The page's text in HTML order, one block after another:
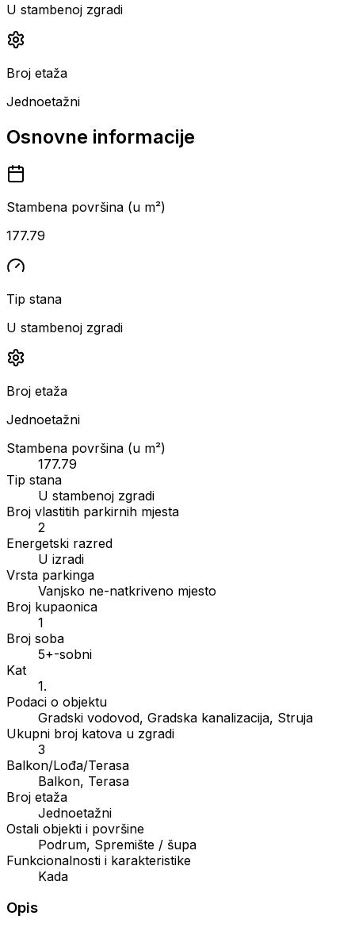
U stambenoj zgradi
Broj etaža
Jednoetažni
Osnovne informacije
Stambena površina (u m²)
177.79
Tip stana
U stambenoj zgradi
Broj etaža
Jednoetažni
Stambena površina (u m²)
177.79
Tip stana
U stambenoj zgradi
Broj vlastitih parkirnih mjesta
2
Energetski razred
U izradi
Vrsta parkinga
Vanjsko ne-natkriveno mjesto
Broj kupaonica
1
Broj soba
5+-sobni
Kat
1.
Podaci o objektu
Gradski vodovod, Gradska kanalizacija, Struja
Ukupni broj katova u zgradi
3
Balkon/Lođa/Terasa
Balkon, Terasa
Broj etaža
Jednoetažni
Ostali objekti i površine
Podrum, Spremište / šupa
Funkcionalnosti i karakteristike
Kada
Opis